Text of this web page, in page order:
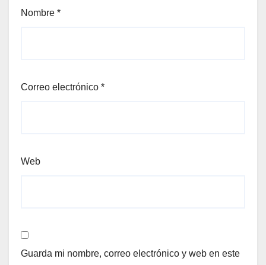
Nombre *
Correo electrónico *
Web
Guarda mi nombre, correo electrónico y web en este